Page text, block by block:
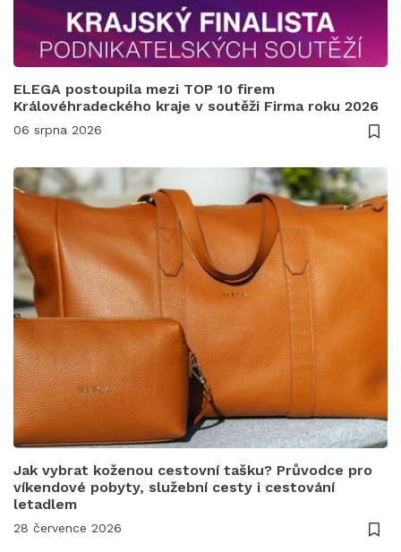
ELEGA postoupila mezi TOP 10 firem
Královéhradeckého kraje v soutěži Firma roku 2026
06 srpna 2026
Jak vybrat koženou cestovní tašku? Průvodce pro
víkendové pobyty, služební cesty i cestování
letadlem
28 července 2026